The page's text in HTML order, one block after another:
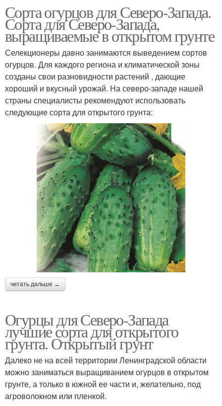
Сорта огурцов для Северо-Запада.
Сорта для Северо-Запада,
выращиваемые в открытом грунте
Селекционеры давно занимаются выведением сортов
огурцов. Для каждого региона и климатической зоны
созданы свои разновидности растений , дающие
хороший и вкусный урожай. На северо-западе нашей
страны специалисты рекомендуют использовать
следующие сорта для открытого грунта:
читать дальше →
Огурцы для Северо-Запада
лучшие сорта для открытого
грунта. Открытый грунт
Далеко не на всей территории Ленинградской области
можно заниматься выращиванием огурцов в открытом
грунте, а только в южной ее части и, желательно, под
агроволокном или пленкой.